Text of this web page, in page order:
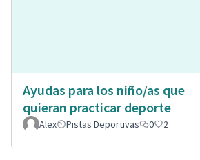
Ayudas para los niño/as que
quieran practicar deporte
Alex Pistas Deportivas 0 2